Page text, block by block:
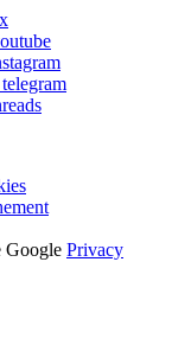
Google Privacy